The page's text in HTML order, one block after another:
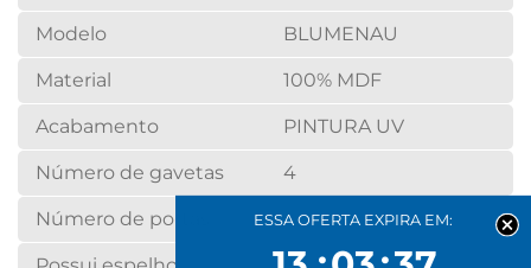
Modelo BLUMENAU
Material 100% MDF
Acabamento PINTURA UV
Número de gavetas 4
Número de portas 2
ESSA OFERTA EXPIRA EM: